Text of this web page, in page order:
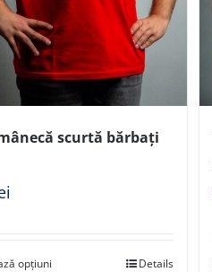
scurtă bărbați
opțiuni Details